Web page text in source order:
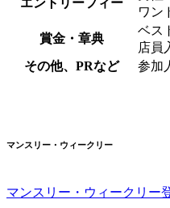
エントリーフィー
ワン
賞金・章典
ベス
店員
その他、PRなど
参加
マンスリー・ウィークリー
マンスリー・ウィークリー